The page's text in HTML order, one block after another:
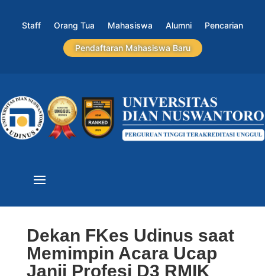
Staff Orang Tua Mahasiswa Alumni Pencarian
Pendaftaran Mahasiswa Baru
Dekan FKes Udinus saat
Memimpin Acara Ucap
Janji Profesi D3 RMIK